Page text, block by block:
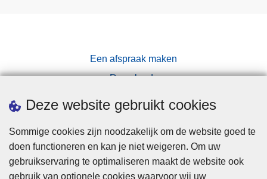
Deze website gebruikt cookies
Sommige cookies zijn noodzakelijk om de website goed te
doen functioneren en kan je niet weigeren. Om uw
gebruikservaring te optimaliseren maakt de website ook
gebruik van optionele cookies waarvoor wij uw
Een afspraak maken
Downloads
Pers